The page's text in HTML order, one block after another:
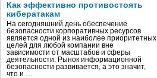
Как эффективно противостоять
кибератакам
На сегодняшний день обеспечение
безопасности корпоративных ресурсов
является одной из наиболее приоритетных
целей для любой компании вне
зависимости от масштабов и сферы
деятельности. Рынок информационной
безопасности развивается, а это значит,
что и …